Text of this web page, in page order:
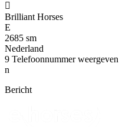

Brilliant Horses
E
2685 sm
Nederland
9 Telefoonnummer weergeven
n
Bericht